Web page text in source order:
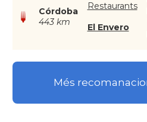
Córdoba
443 km
Restaurants
El Envero
Més